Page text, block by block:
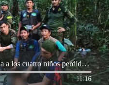
Encontraron con vida a los cuatro niños perdidos en la selva del Guaviare
11:16